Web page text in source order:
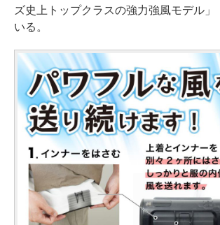
ズ史上トップクラスの強力強風モデル」
いる。